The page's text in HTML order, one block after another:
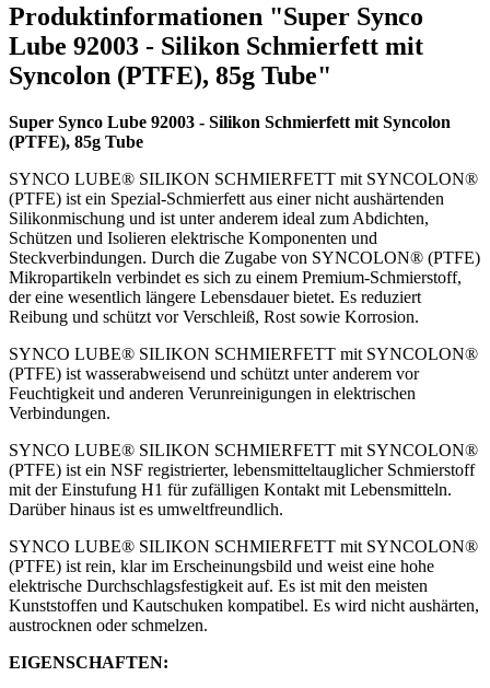
Produktinformationen "Super Synco
Lube 92003 - Silikon Schmierfett mit
Syncolon (PTFE), 85g Tube"
Super Synco Lube 92003 - Silikon Schmierfett mit Syncolon
(PTFE), 85g Tube
SYNCO LUBE® SILIKON SCHMIERFETT mit SYNCOLON®
(PTFE) ist ein Spezial-Schmierfett aus einer nicht aushärtenden
Silikonmischung und ist unter anderem ideal zum Abdichten,
Schützen und Isolieren elektrische Komponenten und
Steckverbindungen. Durch die Zugabe von SYNCOLON® (PTFE)
Mikropartikeln verbindet es sich zu einem Premium-Schmierstoff,
der eine wesentlich längere Lebensdauer bietet. Es reduziert
Reibung und schützt vor Verschleiß, Rost sowie Korrosion.
SYNCO LUBE® SILIKON SCHMIERFETT mit SYNCOLON®
(PTFE) ist wasserabweisend und schützt unter anderem vor
Feuchtigkeit und anderen Verunreinigungen in elektrischen
Verbindungen.
SYNCO LUBE® SILIKON SCHMIERFETT mit SYNCOLON®
(PTFE) ist ein NSF registrierter, lebensmitteltauglicher Schmierstoff
mit der Einstufung H1 für zufälligen Kontakt mit Lebensmitteln.
Darüber hinaus ist es umweltfreundlich.
SYNCO LUBE® SILIKON SCHMIERFETT mit SYNCOLON®
(PTFE) ist rein, klar im Erscheinungsbild und weist eine hohe
elektrische Durchschlagsfestigkeit auf. Es ist mit den meisten
Kunststoffen und Kautschuken kompatibel. Es wird nicht aushärten,
austrocknen oder schmelzen.
EIGENSCHAFTEN: